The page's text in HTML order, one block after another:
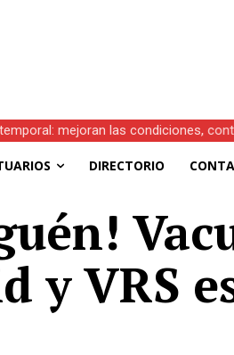
mejoran las condiciones,
DIRECTORIO
y VRS